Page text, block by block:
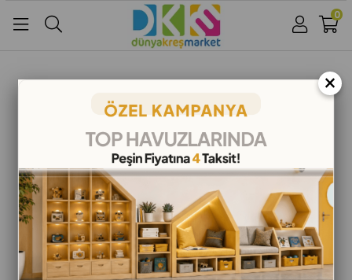
Google İle Bağlan
0
×